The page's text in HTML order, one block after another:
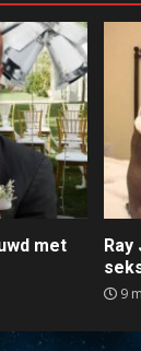
met
Ray
9